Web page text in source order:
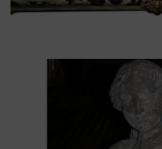
Boulle,Bronzes dorés
Laiton Louis
contrepartie